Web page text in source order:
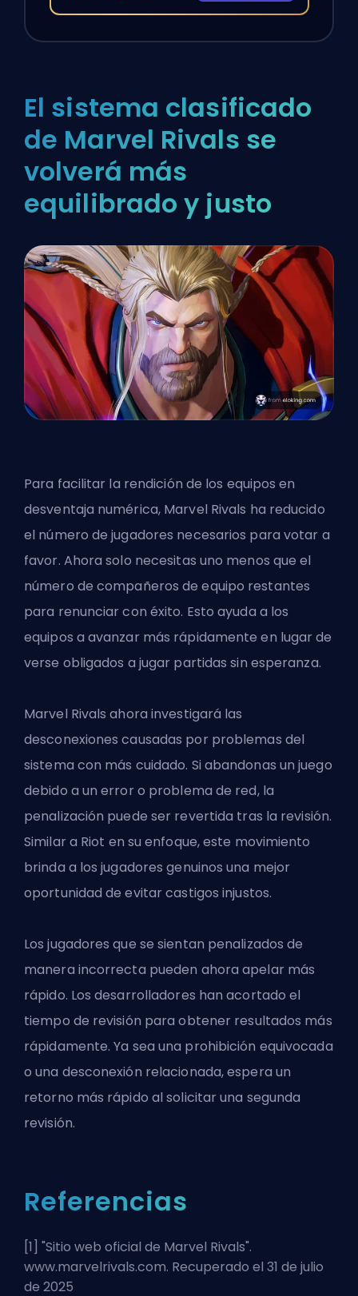
El sistema clasificado
de Marvel Rivals se
volverá más
equilibrado y justo
Para facilitar la rendición de los equipos en
desventaja numérica, Marvel Rivals ha reducido
el número de jugadores necesarios para votar a
favor. Ahora solo necesitas uno menos que el
número de compañeros de equipo restantes
para renunciar con éxito. Esto ayuda a los
equipos a avanzar más rápidamente en lugar de
verse obligados a jugar partidas sin esperanza.
Marvel Rivals ahora investigará las
desconexiones causadas por problemas del
sistema con más cuidado. Si abandonas un juego
debido a un error o problema de red, la
penalización puede ser revertida tras la revisión.
Similar a Riot en su enfoque, este movimiento
brinda a los jugadores genuinos una mejor
oportunidad de evitar castigos injustos.
Los jugadores que se sientan penalizados de
manera incorrecta pueden ahora apelar más
rápido. Los desarrolladores han acortado el
tiempo de revisión para obtener resultados más
rápidamente. Ya sea una prohibición equivocada
o una desconexión relacionada, espera un
retorno más rápido al solicitar una segunda
revisión.
Referencias
[1] "Sitio web oficial de Marvel Rivals".
www.marvelrivals.com. Recuperado el 31 de julio
de 2025